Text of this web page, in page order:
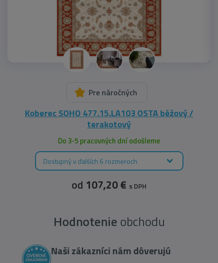
Pre náročných
Koberec SOHO 477.15.LA103 OSTA béžový /
terakotový
Do 3-5 pracovných dní odošleme
Dostupný v ďalších 6 rozmeroch
od 107,20 € s DPH
Hodnotenie obchodu
Naši zákazníci nám dôverujú